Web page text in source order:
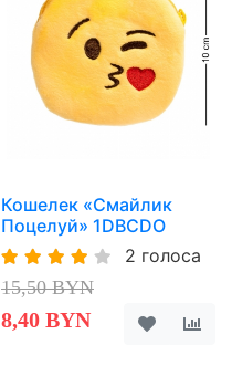
Кошелек «Смайлик
Поцелуй» 1DBCDO
2 голоса
15,50 BYN
8,40 BYN